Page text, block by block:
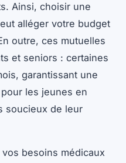
Ainsi, choisir une
alléger votre budget
outre, ces mutuelles
et seniors : certaines
garantissant une
les jeunes en
soucieux de leur
besoins médicaux